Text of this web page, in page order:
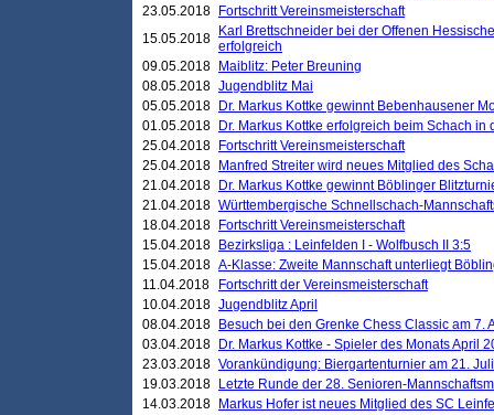
23.05.2018
Fortschritt Vereinsmeisterschaft
15.05.2018
Karl Brettschneider bei der Offenen
erfolgreich
09.05.2018
Maiblitz: Peter Breuning
08.05.2018 Jugendblitz Mai
05.05.2018
Dr. Markus Kottke gewinnt Bebenhausener
01.05.2018
Dr. Markus Kottke erfolgreich beim Schach
25.04.2018
Fortschritt Vereinsmeisterschaft
25.04.2018
Manfred Streiter wird neues Mitglied des
21.04.2018
Dr. Markus Kottke gewinnt Böblinger
21.04.2018 Württembergische Schnellschach-
18.04.2018
Fortschritt Vereinsmeisterschaft
15.04.2018
Bezirksliga : Leinfelden I - Wolfbusch II 3:5
15.04.2018 A-Klasse: Zweite Mannschaft unterliegt
11.04.2018
Fortschritt der Vereinsmeisterschaft
10.04.2018 Jugendblitz April
08.04.2018
Besuch bei den Grenke Chess Classic am 7.
03.04.2018
Dr. Markus Kottke - Spieler des Monats April
23.03.2018 Vorankündigung: Biergartenturnier am 21.
19.03.2018
Letzte Runde der 28. Senioren-
14.03.2018
Markus Hofer ist neues Mitglied des SC